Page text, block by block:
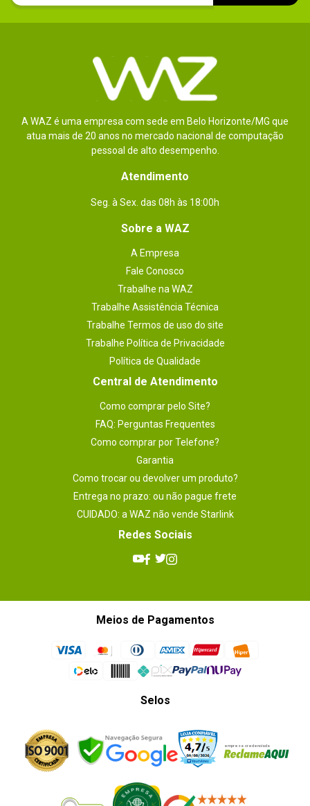
A WAZ é uma empresa com sede em Belo Horizonte/MG que
atua mais de 20 anos no mercado nacional de computação
pessoal de alto desempenho.
Atendimento
Seg. à Sex. das 08h às 18:00h
Sobre a WAZ
A Empresa
Fale Conosco
Trabalhe na WAZ
Trabalhe Assistência Técnica
Trabalhe Termos de uso do site
Trabalhe Política de Privacidade
Política de Qualidade
Central de Atendimento
Como comprar pelo Site?
FAQ: Perguntas Frequentes
Como comprar por Telefone?
Garantia
Como trocar ou devolver um produto?
Entrega no prazo: ou não pague frete
CUIDADO: a WAZ não vende Starlink
Redes Sociais
Meios de Pagamentos
Selos